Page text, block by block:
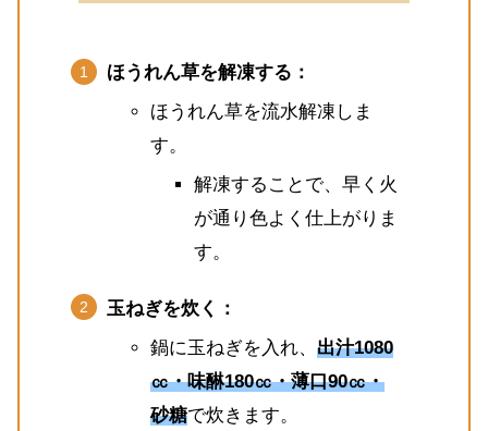
ほうれん草を解凍する：
ほうれん草を流水解凍しま
す。
解凍することで、早く火
が通り色よく仕上がりま
す。
玉ねぎを炊く：
鍋に玉ねぎを入れ、 出汁1080
㏄・味醂180㏄・薄口90㏄・
砂糖で炊きます。